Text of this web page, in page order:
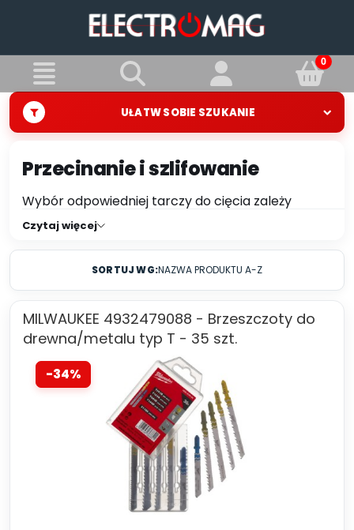
UŁATW SOBIE SZUKANIE
Przecinanie i szlifowanie
Wybór odpowiedniej tarczy do cięcia zależy
przede wszystkim od rodzaju materiału, który
tarczy należy więc dokładnie zastanowić się, jakie
wymagania stawiamy przed nią, a także jakie
właściwości powinna posiadać. Tarcze do cięcia
różnych materiałów różnią się między sobą
średnicą, grubością i rodzajem krawędzi tnącej. W
naszym sklepie masz ogromny wybór różnego
rodzaju tarcz, które będą spełniać Twoje
potrzeby. W ofercie mamy najlepsze marki na
świecie m.in Makita, Evolution, Milwaukee, Inco czy
Dedra. Tarcze z naszego sklepu internetowego
zapewnią komfort i skuteczność wykonywanych
Czytaj więcej
SORTUJ WG:NAZWA PRODUKTU A-Z
MILWAUKEE 4932479088 - Brzeszczoty do
drewna/metalu typ T - 35 szt.
-34%